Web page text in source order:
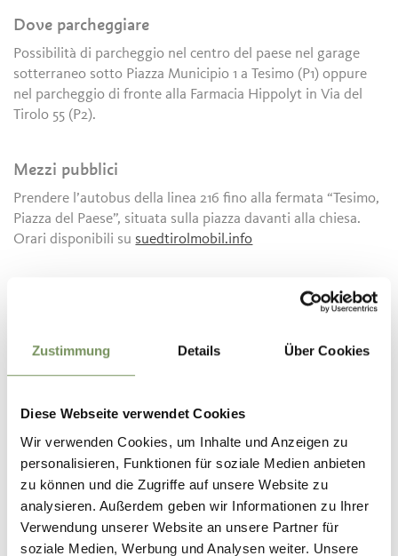
Zustimmung Details Über Cookies
Diese Webseite verwendet Cookies
Wir verwenden Cookies, um Inhalte und Anzeigen zu
personalisieren, Funktionen für soziale Medien anbieten
zu können und die Zugriffe auf unsere Website zu
analysieren. Außerdem geben wir Informationen zu Ihrer
Verwendung unserer Website an unsere Partner für
soziale Medien, Werbung und Analysen weiter. Unsere
Dove parcheggiare
Possibilità di parcheggio nel centro del paese nel garage
sotterraneo sotto Piazza Municipio 1 a Tesimo (P1) oppure
nel parcheggio di fronte alla Farmacia Hippolyt in Via del
Tirolo 55 (P2).
Mezzi pubblici
Prendere l’autobus della linea 216 fino alla fermata “Tesimo,
Piazza del Paese”, situata sulla piazza davanti alla chiesa.
Orari disponibili su suedtirolmobil.info
Lunghezza 6,2 km
Difficoltà facile
Dislivello discesa 218 hm
Punto più alto 751 m
SCARICA DATI GPX